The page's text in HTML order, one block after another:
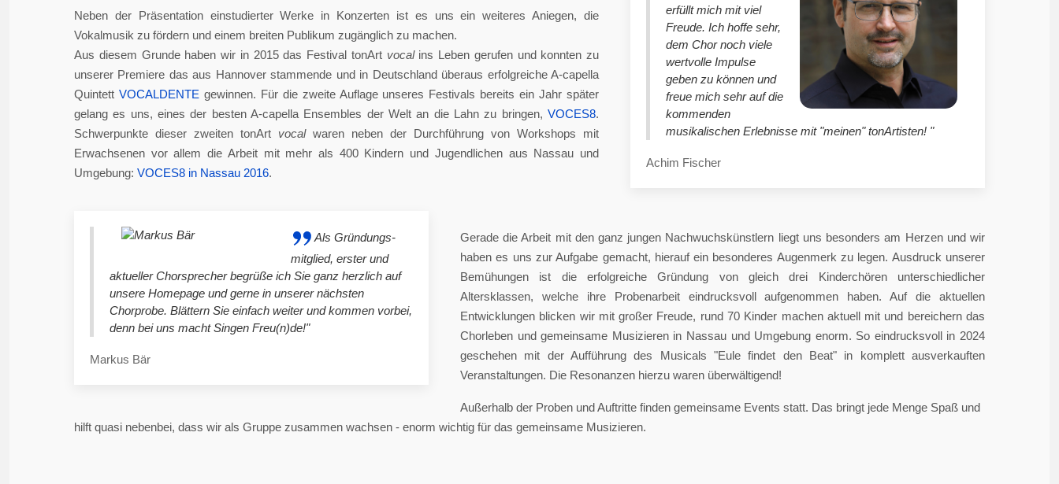
erfüllt mich mit viel
Freude. Ich hoffe sehr,
dem Chor noch viele
wertvolle Impulse
geben zu können und
freue mich sehr auf die
kommenden
musikalischen Erlebnisse mit "meinen" tonArtisten! "
Achim Fischer
Neben der Präsentation einstudierter Werke in Konzerten ist es uns ein weiteres Aniegen, die
Vokalmusik zu fördern und einem breiten Publikum zugänglich zu machen.
Aus diesem Grunde haben wir in 2015 das Festival tonArt vocal ins Leben gerufen und konnten zu
unserer Premiere das aus Hannover stammende und in Deutschland überaus erfolgreiche A-capella
Quintett VOCALDENTE gewinnen. Für die zweite Auflage unseres Festivals bereits ein Jahr später
gelang es uns, eines der besten A-capella Ensembles der Welt an die Lahn zu bringen, VOCES8.
Schwerpunkte dieser zweiten tonArt vocalwaren neben der Durchführung von Workshops mit
Erwachsenen vor allem die Arbeit mit mehr als 400 Kindern und Jugendlichen aus Nassau und
Umgebung: VOCES8 in Nassau 2016.
Als Gründungs-
mitglied, erster und
aktueller Chorsprecher begrüße ich Sie ganz herzlich auf
unsere Homepage und gerne in unserer nächsten
Chorprobe. Blättern Sie einfach weiter und kommen vorbei,
denn bei uns macht Singen Freu(n)de!"
Markus Bär
Gerade die Arbeit mit den ganz jungen Nachwuchskünstlern liegt uns besonders am Herzen und wir
haben es uns zur Aufgabe gemacht, hierauf ein besonderes Augenmerk zu legen. Ausdruck unserer
Bemühungen ist die erfolgreiche Gründung von gleich drei Kinderchören unterschiedlicher
Altersklassen, welche ihre Probenarbeit eindrucksvoll aufgenommen haben. Auf die aktuellen
Entwicklungen blicken wir mit großer Freude, rund 70 Kinder machen aktuell mit und bereichern das
Chorleben und gemeinsame Musizieren in Nassau und Umgebung enorm. So eindrucksvoll in 2024
geschehen mit der Aufführung des Musicals "Eule findet den Beat" in komplett ausverkauften
Veranstaltungen. Die Resonanzen hierzu waren überwältigend!
Außerhalb der Proben und Auftritte finden gemeinsame Events statt. Das bringt jede Menge Spaß und
hilft quasi nebenbei, dass wir als Gruppe zusammen wachsen - enorm wichtig für das gemeinsame Musizieren.